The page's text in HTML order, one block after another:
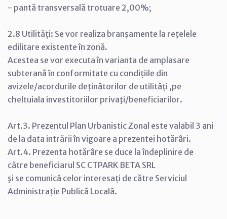
- pantă transversală trotuare 2,00%;
2.8 Utilități: Se vor realiza branşamente la reţelele
edilitare existente în zonă.
Acestea se vor executa în varianta de amplasare
subterană în conformitate cu condițiile din
avizele/acordurile deținătorilor de utilități ,pe
cheltuiala investitoriilor privaţi/beneficiarilor.
Art.3. Prezentul Plan Urbanistic Zonal este valabil 3 ani
de la data intrării în vigoare a prezentei hotărâri.
Art.4. Prezenta hotărâre se duce la îndeplinire de
către beneficiarul SC CTPARK BETA SRL
şi se comunică celor interesați de către Serviciul
Administrație Publică Locală.